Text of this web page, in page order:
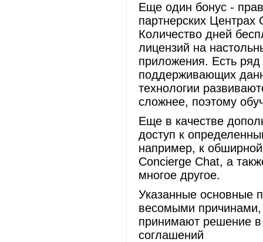
Еще один бонус -
партнерских
Количество дней
лицензий на
приложения. Есть
поддерживающих
технологии
сложнее, поэтому
Еще в качестве
доступ к
например, к
Concierge Chat, а
многое другое.
Указанные основные
весомыми причинами,
принимают решение в
соглашений